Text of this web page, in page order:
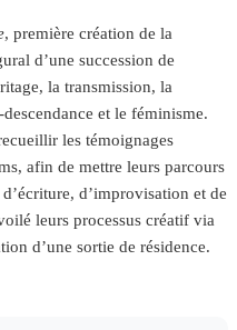
, première création de la
d’une succession de
la transmission, la
et le féminisme.
les témoignages
afin de mettre leurs parcours
d’improvisation et de
leurs processus créatif via
d’une sortie de résidence.